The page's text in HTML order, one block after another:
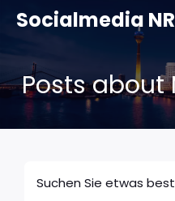
Socialmedia
Posts about
Suchen Sie etwas